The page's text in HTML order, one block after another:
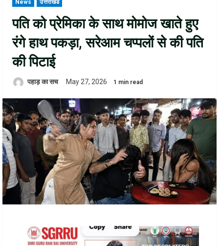
News उत्तराखंड
पति को प्रेमिका के साथ मोमोज खाते हुए
रंगे हाथ पकड़ा, सरेआम चप्पलों से की पति
की पिटाई
पहाड़ का सच May 27, 2026 1 min read